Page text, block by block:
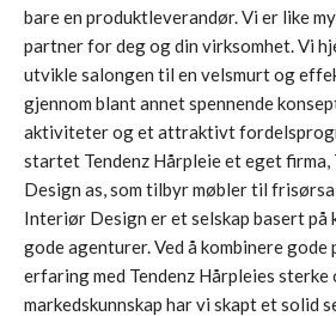
bare en produktleverandør. Vi er like
partner for deg og din virksomhet. Vi
utvikle salongen til en velsmurt og
gjennom blant annet spennende
aktiviteter og et attraktivt
startet Tendenz Hårpleie et eget
Design as, som tilbyr møbler til
Interiør Design er et selskap basert på
gode agenturer. Ved å kombinere gode
erfaring med Tendenz Hårpleies
markedskunnskap har vi skapt et solid